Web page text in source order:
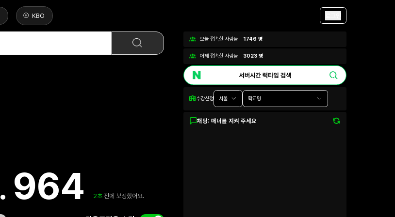
KBO
. 331 2초 전에 보정했어요.
오늘 접속한 사람들 1746 명
어제 접속한 사람들 3023명
수강신청 서울 학교명
채팅: 매너를 지켜 주세요